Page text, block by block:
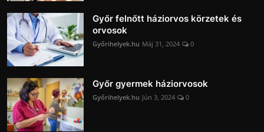
Győr felnőtt háziorvos körzetek és
orvosok
Győrihelyek.hu Máj 31, 2024 0
Győr gyermek háziorvosok
Győrihelyek.hu Jún 3, 2024 0